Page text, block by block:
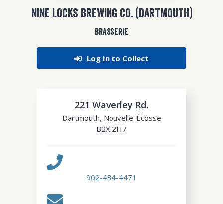
NINE LOCKS BREWING CO. (DARTMOUTH)
BRASSERIE
Log In to Collect
221 Waverley Rd.
Dartmouth, Nouvelle-Écosse
B2X 2H7
902-434-4471